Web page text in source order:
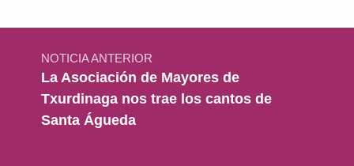
Navegación de entradas
NOTICIA ANTERIOR
La Asociación de Mayores de
Txurdinaga nos trae los cantos de
Santa Águeda